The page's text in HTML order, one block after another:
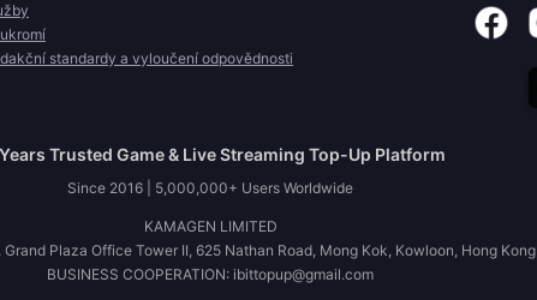
standardy a vyloučení odpovědnosti
Trusted Game & Live Streaming Top-Up Platform
Since 2016 | 5,000,000+ Users Worldwide
KAMAGEN LIMITED
Grand Plaza Office Tower II, 625 Nathan Road, Mong Kok, Kowloon, Hong Kong
BUSINESS COOPERATION: ibittopup@gmail.com